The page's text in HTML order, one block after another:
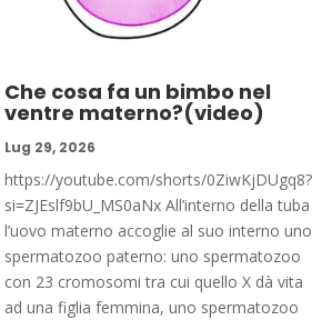
Che cosa fa un bimbo nel
ventre materno?(video)
Lug 29, 2026
https://youtube.com/shorts/0ZiwKjDUgq8?
si=ZJEslf9bU_MS0aNx All’interno della tuba
l’uovo materno accoglie al suo interno uno
spermatozoo paterno: uno spermatozoo
con 23 cromosomi tra cui quello X dà vita
ad una figlia femmina, uno spermatozoo